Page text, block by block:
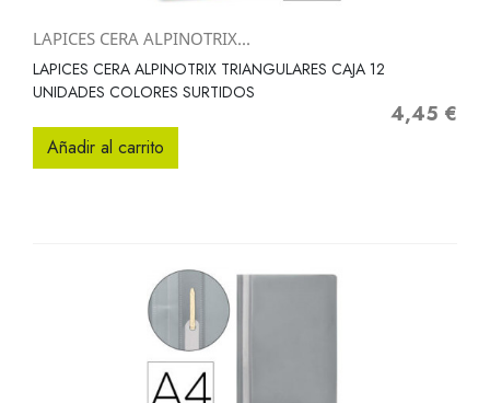
LAPICES CERA ALPINOTRIX...
LAPICES CERA ALPINOTRIX TRIANGULARES CAJA 12
UNIDADES COLORES SURTIDOS
Precio
4,45 €
Añadir al carrito